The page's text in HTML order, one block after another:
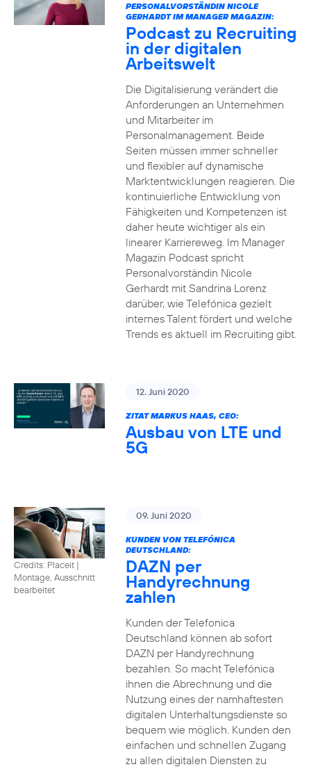
PERSONALVORSTÄNDIN NICOLE
GERHARDT IM MANAGER MAGAZIN:
Podcast zu Recruiting
in der digitalen
Arbeitswelt
Die Digitalisierung verändert die
Anforderungen an Unternehmen
und Mitarbeiter im
Personalmanagement. Beide
Seiten müssen immer schneller
und flexibler auf dynamische
Marktentwicklungen reagieren. Die
kontinuierliche Entwicklung von
Fähigkeiten und Kompetenzen ist
daher heute wichtiger als ein
linearer Karriereweg. Im Manager
Magazin Podcast spricht
Personalvorständin Nicole
Gerhardt mit Sandrina Lorenz
darüber, wie Telefónica gezielt
internes Talent fördert und welche
Trends es aktuell im Recruiting gibt.
12. Juni 2020
ZITAT MARKUS HAAS, CEO:
Ausbau von LTE und
5G
Credits: Placeit |
Montage, Ausschnitt
bearbeitet
09. Juni 2020
KUNDEN VON TELEFÓNICA
DEUTSCHLAND:
DAZN per
Handyrechnung
zahlen
Kunden der Telefonica
Deutschland können ab sofort
DAZN per Handyrechnung
bezahlen. So macht Telefónica
ihnen die Abrechnung und die
Nutzung eines der namhaftesten
digitalen Unterhaltungsdienste so
bequem wie möglich. Kunden den
einfachen und schnellen Zugang
zu allen digitalen Diensten zu